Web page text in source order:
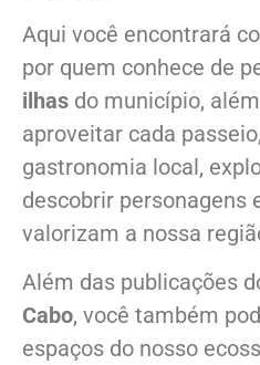
Aqui você encontrará
por quem conhece de
ilhas do município,
aproveitar cada
gastronomia local,
descobrir personagens
valorizam a nossa
Além das publicações
Cabo, você também
espaços do nosso